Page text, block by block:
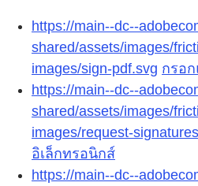
https://main--dc--
shared/assets/images/
images/sign-pdf.svg กรอ
https://main--dc--
shared/assets/images/
images/request-
อิเล็กทรอนิกส์
https://main--dc--